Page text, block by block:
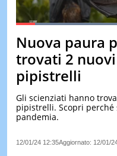
PauseUnmute
Loaded
Nuova paura
trovati 2
pipistrelli
Gli scienziati hanno
pipistrelli. Scopri
pandemia.
12/01/24 12:35Aggiornato: 12/01/